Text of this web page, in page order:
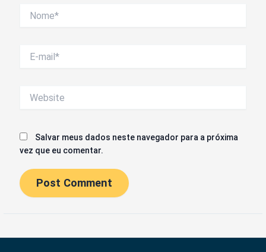
mail*
Salvar meus dados neste navegador para a próxima
vez que eu comentar.